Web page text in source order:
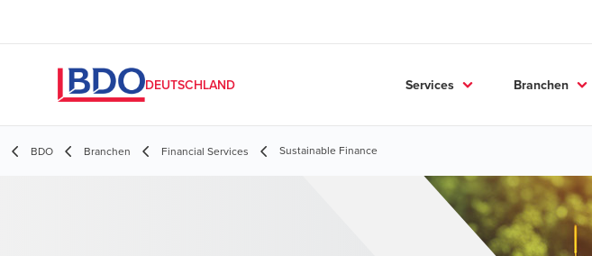
DEUTSCHLAND Services Branchen
BDO Branchen Financial Services Sustainable Finance